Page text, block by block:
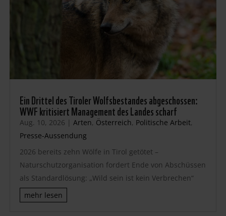
Ein Drittel des Tiroler Wolfsbestandes abgeschossen:
WWF kritisiert Management des Landes scharf
Aug. 10, 2026 | Arten, Österreich, Politische Arbeit,
Presse-Aussendung
2026 bereits zehn Wölfe in Tirol getötet –
Naturschutzorganisation fordert Ende von Abschüssen
als Standardlösung: „Wild sein ist kein Verbrechen“
mehr lesen